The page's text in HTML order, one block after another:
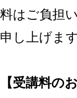
料はご負担
申し上げます
【受講料の